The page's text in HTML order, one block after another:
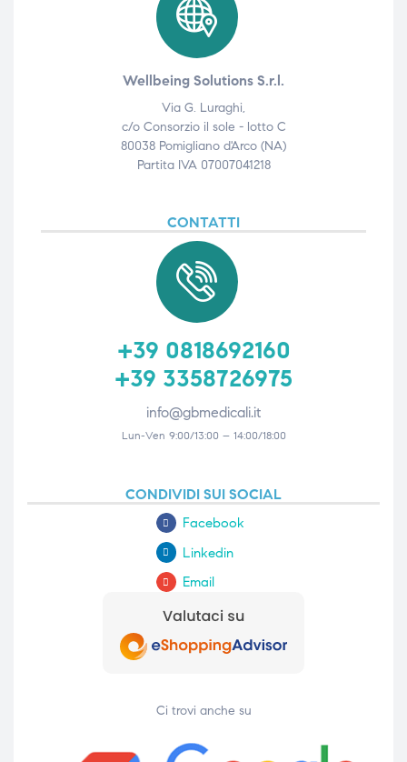
Wellbeing Solutions S.r.l.
Via G. Luraghi,
c/o Consorzio il sole - lotto C
80038 Pomigliano d'Arco (NA)
Partita IVA 07007041218
CONTATTI
+39 0818692160
+39 3358726975
info@gbmedicali.it
Lun-Ven 9:00/13:00 – 14:00/18:00
CONDIVIDI SUI SOCIAL
Facebook
Linkedin
Email
Ci trovi anche su